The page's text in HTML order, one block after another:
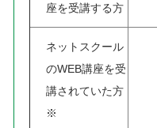
座を受講する方
ネットスクール
のWEB講座を受
講されていた方
※